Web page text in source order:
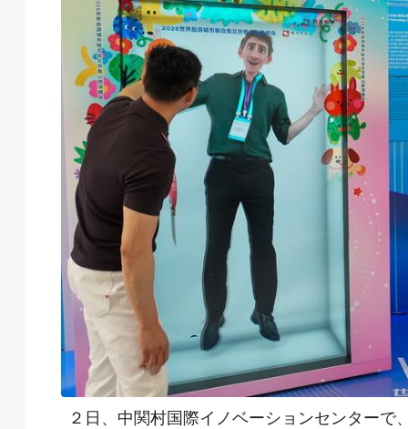
２日、中関村国際イノベーションセンター